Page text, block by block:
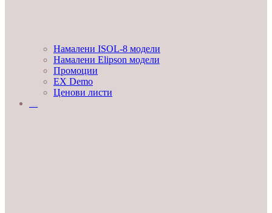
Намалени ISOL-8 модели
Намалени Elipson модели
Промоции
EX Demo
Ценови листи